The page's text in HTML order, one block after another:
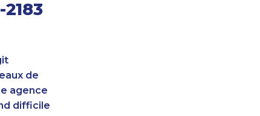
de
agence
difficile